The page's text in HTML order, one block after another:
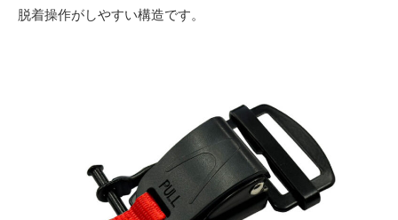
脱着操作がしやすい構造です。